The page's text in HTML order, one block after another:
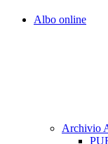
Albo online
Archivio